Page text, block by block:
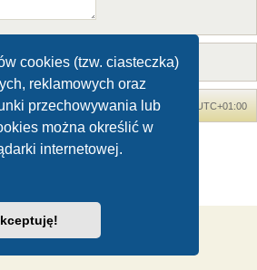
cookies (tzw. ciasteczka)
reklamowych oraz
przechowywania lub
można określić w
internetowej.
główna Strefa czasowa UTC+01:00
phpBB® Forum Software © phpBB Limited
językowy dostarcza